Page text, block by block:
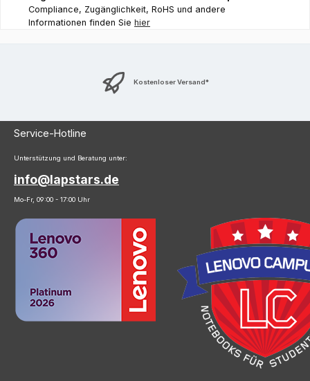
Compliance, Zugänglichkeit, RoHS und andere
Informationen finden Sie hier
Kostenloser Versand*
Service-Hotline
Unterstützung und Beratung unter:
info@lapstars.de
Mo-Fr, 09:00 - 17:00 Uhr